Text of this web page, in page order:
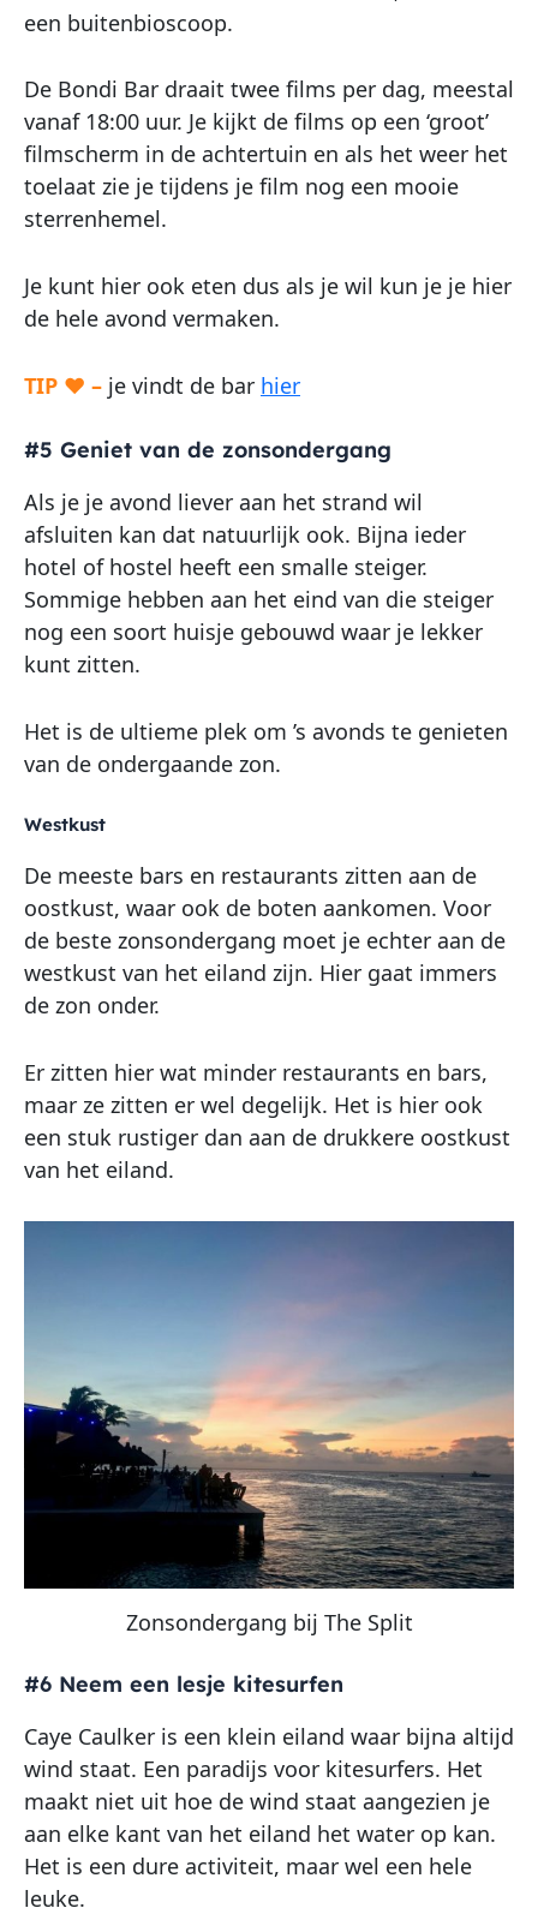
een buitenbioscoop.
De Bondi Bar draait twee films per dag, meestal
vanaf 18:00 uur. Je kijkt de films op een ‘groot’
filmscherm in de achtertuin en als het weer het
toelaat zie je tijdens je film nog een mooie
sterrenhemel.
Je kunt hier ook eten dus als je wil kun je je hier
de hele avond vermaken.
TIP ♥ – je vindt de bar hier
#5 Geniet van de zonsondergang
Als je je avond liever aan het strand wil
afsluiten kan dat natuurlijk ook. Bijna ieder
hotel of hostel heeft een smalle steiger.
Sommige hebben aan het eind van die steiger
nog een soort huisje gebouwd waar je lekker
kunt zitten.
Het is de ultieme plek om ’s avonds te genieten
van de ondergaande zon.
Westkust
De meeste bars en restaurants zitten aan de
oostkust, waar ook de boten aankomen. Voor
de beste zonsondergang moet je echter aan de
westkust van het eiland zijn. Hier gaat immers
de zon onder.
Er zitten hier wat minder restaurants en bars,
maar ze zitten er wel degelijk. Het is hier ook
een stuk rustiger dan aan de drukkere oostkust
van het eiland.
Zonsondergang bij The Split
#6 Neem een lesje kitesurfen
Caye Caulker is een klein eiland waar bijna altijd
wind staat. Een paradijs voor kitesurfers. Het
maakt niet uit hoe de wind staat aangezien je
aan elke kant van het eiland het water op kan.
Het is een dure activiteit, maar wel een hele
leuke.